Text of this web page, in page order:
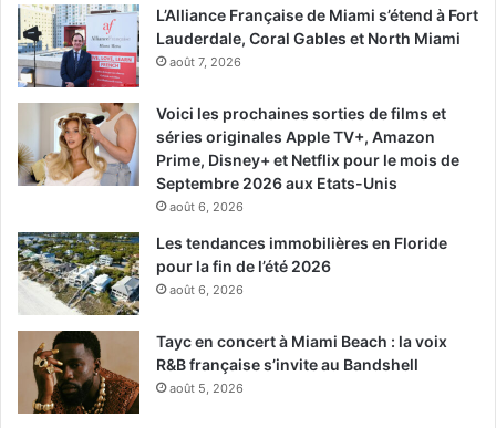
L’Alliance Française de Miami s’étend à Fort
Lauderdale, Coral Gables et North Miami
août 7, 2026
Voici les prochaines sorties de films et
séries originales Apple TV+, Amazon
Prime, Disney+ et Netflix pour le mois de
Septembre 2026 aux Etats-Unis
août 6, 2026
Les tendances immobilières en Floride
pour la fin de l’été 2026
août 6, 2026
Tayc en concert à Miami Beach : la voix
R&B française s’invite au Bandshell
août 5, 2026